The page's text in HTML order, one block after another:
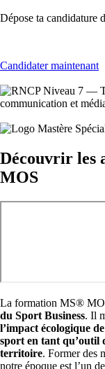
Dépose ta candidature
Candidater maintenant
Découvrir les
MOS
La formation MS®
du Sport Business. Il
l’impact écologique
sport en tant qu’outil
territoire. Former des
notre époque est l’un